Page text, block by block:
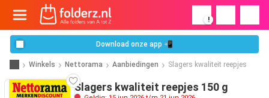
!
Download onze app 📲
Winkels Nettorama Aanbiedingen Slagers kwaliteit reepjes
Slagers kwaliteit reepjes 150 g